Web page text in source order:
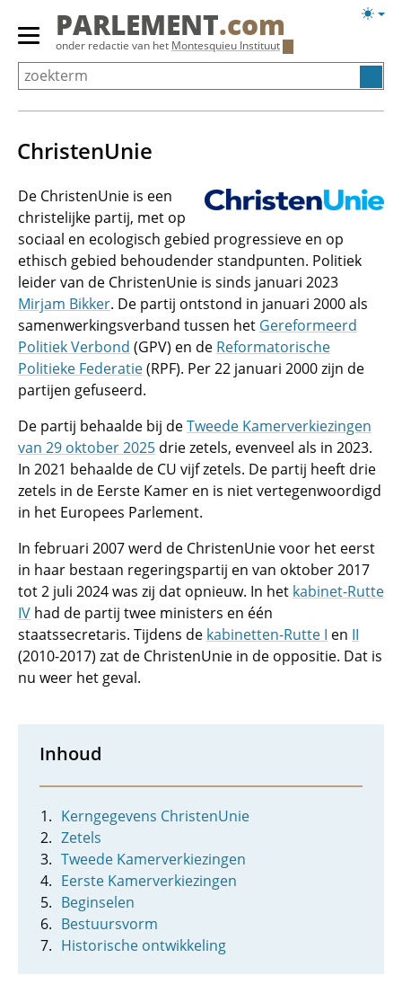
Overslaan
Primair
menu
tonen/verbergen
PARLEMENT.com
onder redactie van het Montesquieu Instituut
ChristenUnie
De ChristenUnie is een
christelijke partij, met op
sociaal en ecologisch gebied progressieve en op
ethisch gebied behoudender standpunten. Politiek
leider van de ChristenUnie is sinds januari 2023
Mirjam Bikker. De partij ontstond in januari 2000 als
samenwerkingsverband tussen het Gereformeerd
Politiek Verbond (GPV) en de Reformatorische
Politieke Federatie(RPF). Per 22 januari 2000 zijn de
partijen gefuseerd.
De partij behaalde bij deTweede Kamerverkiezingen
van 29 oktober 2025 drie zetels, evenveel als in 2023.
In 2021 behaalde de CU vijf zetels. De partij heeft drie
zetels in de Eerste Kamer en is niet vertegenwoordigd
in het Europees Parlement.
In februari 2007 werd de ChristenUnie voor het eerst
in haar bestaan regeringspartij en van oktober 2017
tot 2 juli 2024 was zij dat opnieuw. In het kabinet-Rutte
IV had de partij twee ministers en één
staatssecretaris. Tijdens de kabinetten-Rutte I en II
(2010-2017) zat de ChristenUnie in de oppositie. Dat is
nu weer het geval.
Inhoud
Kerngegevens ChristenUnie
Zetels
Tweede Kamerverkiezingen
Eerste Kamerverkiezingen
Beginselen
Bestuursvorm
Historische ontwikkeling